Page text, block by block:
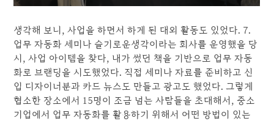
생각해 보니, 사업을 하면서 하게 된 대외 활동도 있었다. 7.
업무 자동화 세미나 슬기로운생각이라는 회사를 운영했을 당
시, 사업 아이템을 찾다, 내가 썼던 책을 기반으로 업무 자동
화로 브랜딩을 시도했었다. 직접 세미나 자료를 준비하고 신
입 디자이너분과 카드 뉴스도 만들고 광고도 했었다. 그렇게
협소한 장소에서 15명이 조금 넘는 사람들을 초대해서, 중소
기업에서 업무 자동화를 활용하기 위해서 어떤 방법이 있는